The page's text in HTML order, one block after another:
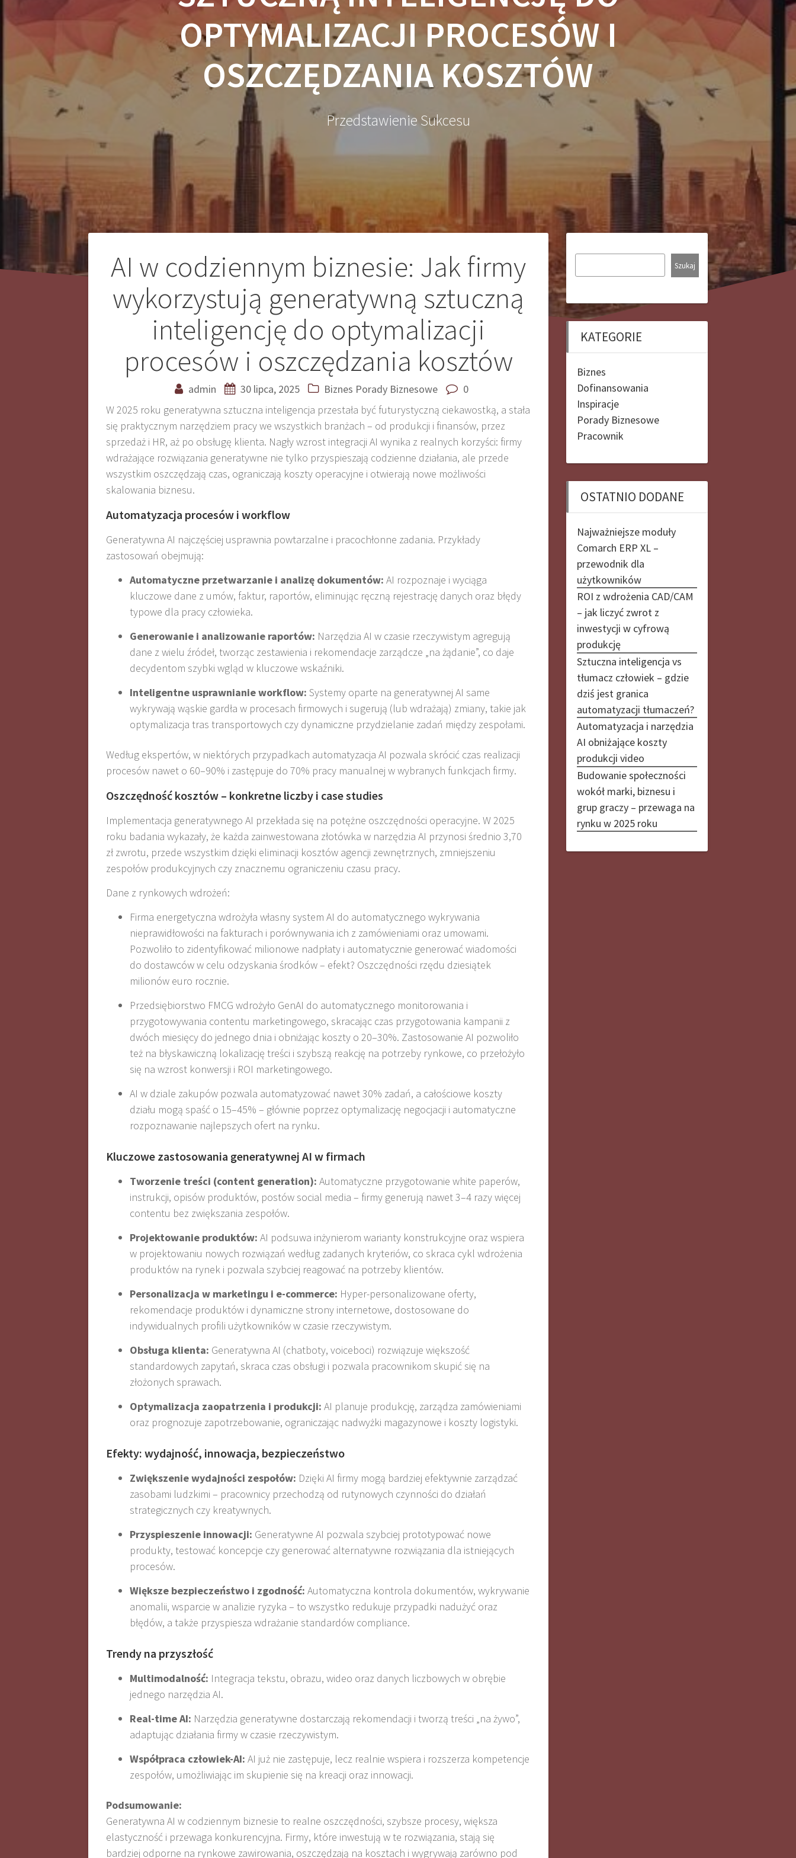
OPTYMALIZACJI PROCESÓW I
OSZCZĘDZANIA KOSZTÓW
Przedstawienie Sukcesu
AI w codziennym biznesie: Jak firmy
wykorzystują generatywną sztuczną
inteligencję do optymalizacji
procesów i oszczędzania kosztów
admin 30 lipca, 2025 Biznes Porady Biznesowe
0
W 2025 roku generatywna sztuczna inteligencja przestała być futurystyczną ciekawostką, a stała
się praktycznym narzędziem pracy we wszystkich branżach – od produkcji i finansów, przez
sprzedaż i HR, aż po obsługę klienta. Nagły wzrost integracji AI wynika z realnych korzyści: firmy
wdrażające rozwiązania generatywne nie tylko przyspieszają codzienne działania, ale przede
wszystkim oszczędzają czas, ograniczają koszty operacyjne i otwierają nowe możliwości
skalowania biznesu.
Automatyzacja procesów i workflow
Generatywna AI najczęściej usprawnia powtarzalne i pracochłonne zadania. Przykłady
zastosowań obejmują:
Automatyczne przetwarzanie i analizę dokumentów: AI rozpoznaje i wyciąga
kluczowe dane z umów, faktur, raportów, eliminując ręczną rejestrację danych oraz błędy
typowe dla pracy człowieka.
Generowanie i analizowanie raportów: Narzędzia AI w czasie rzeczywistym agregują
dane z wielu źródeł, tworząc zestawienia i rekomendacje zarządcze „na żądanie”, co daje
decydentom szybki wgląd w kluczowe wskaźniki.
Inteligentne usprawnianie workflow: Systemy oparte na generatywnej AI same
wykrywają wąskie gardła w procesach firmowych i sugerują (lub wdrażają) zmiany, takie jak
optymalizacja tras transportowych czy dynamiczne przydzielanie zadań między zespołami.
Według ekspertów, w niektórych przypadkach automatyzacja AI pozwala skrócić czas realizacji
procesów nawet o 60–90% i zastępuje do 70% pracy manualnej w wybranych funkcjach firmy.
Oszczędność kosztów – konkretne liczby i case studies
Implementacja generatywnego AI przekłada się na potężne oszczędności operacyjne. W 2025
roku badania wykazały, że każda zainwestowana złotówka w narzędzia AI przynosi średnio 3,70
zł zwrotu, przede wszystkim dzięki eliminacji kosztów agencji zewnętrznych, zmniejszeniu
zespołów produkcyjnych czy znacznemu ograniczeniu czasu pracy.
Dane z rynkowych wdrożeń:
Firma energetyczna wdrożyła własny system AI do automatycznego wykrywania
nieprawidłowości na fakturach i porównywania ich z zamówieniami oraz umowami.
Pozwoliło to zidentyfikować milionowe nadpłaty i automatycznie generować wiadomości
do dostawców w celu odzyskania środków – efekt? Oszczędności rzędu dziesiątek
milionów euro rocznie.
Przedsiębiorstwo FMCG wdrożyło GenAI do automatycznego monitorowania i
przygotowywania contentu marketingowego, skracając czas przygotowania kampanii z
dwóch miesięcy do jednego dnia i obniżając koszty o 20–30%. Zastosowanie AI pozwoliło
też na błyskawiczną lokalizację treści i szybszą reakcję na potrzeby rynkowe, co przełożyło
się na wzrost konwersji i ROI marketingowego.
AI w dziale zakupów pozwala automatyzować nawet 30% zadań, a całościowe koszty
działu mogą spaść o 15–45% – głównie poprzez optymalizację negocjacji i automatyczne
rozpoznawanie najlepszych ofert na rynku.
Kluczowe zastosowania generatywnej AI w firmach
Tworzenie treści (content generation): Automatyczne przygotowanie white paperów,
instrukcji, opisów produktów, postów social media – firmy generują nawet 3–4 razy więcej
contentu bez zwiększania zespołów.
Projektowanie produktów: AI podsuwa inżynierom warianty konstrukcyjne oraz wspiera
w projektowaniu nowych rozwiązań według zadanych kryteriów, co skraca cykl wdrożenia
produktów na rynek i pozwala szybciej reagować na potrzeby klientów.
Personalizacja w marketingu i e-commerce: Hyper-personalizowane oferty,
rekomendacje produktów i dynamiczne strony internetowe, dostosowane do
indywidualnych profili użytkowników w czasie rzeczywistym.
Obsługa klienta: Generatywna AI (chatboty, voiceboci) rozwiązuje większość
standardowych zapytań, skraca czas obsługi i pozwala pracownikom skupić się na
złożonych sprawach.
Optymalizacja zaopatrzenia i produkcji: AI planuje produkcję, zarządza zamówieniami
oraz prognozuje zapotrzebowanie, ograniczając nadwyżki magazynowe i koszty logistyki.
Efekty: wydajność, innowacja, bezpieczeństwo
Zwiększenie wydajności zespołów: Dzięki AI firmy mogą bardziej efektywnie zarządzać
zasobami ludzkimi – pracownicy przechodzą od rutynowych czynności do działań
strategicznych czy kreatywnych.
Przyspieszenie innowacji: Generatywne AI pozwala szybciej prototypować nowe
produkty, testować koncepcje czy generować alternatywne rozwiązania dla istniejących
procesów.
Większe bezpieczeństwo i zgodność: Automatyczna kontrola dokumentów, wykrywanie
anomalii, wsparcie w analizie ryzyka – to wszystko redukuje przypadki nadużyć oraz
błędów, a także przyspiesza wdrażanie standardów compliance.
Trendy na przyszłość
Multimodalność: Integracja tekstu, obrazu, wideo oraz danych liczbowych w obrębie
jednego narzędzia AI.
Real-time AI: Narzędzia generatywne dostarczają rekomendacji i tworzą treści „na żywo”,
adaptując działania firmy w czasie rzeczywistym.
Współpraca człowiek-AI: AI już nie zastępuje, lecz realnie wspiera i rozszerza kompetencje
zespołów, umożliwiając im skupienie się na kreacji oraz innowacji.
Podsumowanie:
Generatywna AI w codziennym biznesie to realne oszczędności, szybsze procesy, większa
elastyczność i przewaga konkurencyjna. Firmy, które inwestują w te rozwiązania, stają się
bardziej odporne na rynkowe zawirowania, oszczędzają na kosztach i wygrywają zarówno pod
Nawigacja
wpisu
Szukaj
KATEGORIE
Biznes
Dofinansowania
Inspiracje
Porady Biznesowe
Pracownik
OSTATNIO DODANE
Najważniejsze moduły
Comarch ERP XL –
przewodnik dla
użytkowników
ROI z wdrożenia CAD/CAM
– jak liczyć zwrot z
inwestycji w cyfrową
produkcję
Sztuczna inteligencja vs
tłumacz człowiek – gdzie
dziś jest granica
automatyzacji tłumaczeń?
Automatyzacja i narzędzia
AI obniżające koszty
produkcji video
Budowanie społeczności
wokół marki, biznesu i
grup graczy – przewaga na
rynku w 2025 roku